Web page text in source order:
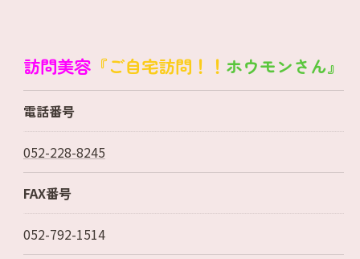
訪問美容『ご自宅訪問！！ ホウモンさん』
電話番号
052-228-8245
FAX番号
052-792-1514